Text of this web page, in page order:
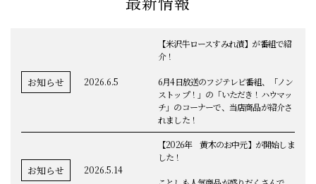
お知らせ 2026.6.5
【米沢牛ロースすみれ漬】が番組で紹
介！
6月4日放送のフジテレビ番組、「ノン
ストップ！」の「いただき！ハウマッ
チ」のコーナーで、当店商品が紹介さ
れました！
お知らせ 2026.5.14
【2026年 黄木のお中元】が開始しま
した！